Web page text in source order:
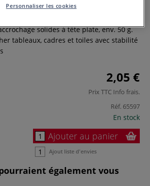
0 Commentaires
solides à tête plate, env. 50 g.
tableaux, cadres et toiles avec stabilité
2,05 €
Prix TTC Info frais.
Réf. 65597
En stock
Ajouter au panier
Ajout liste d'envies
également vous
Personnaliser les cookies